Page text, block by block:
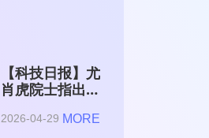
【科技日报】尤
肖虎院士指出
是赋能AI的发
2026-04-29 MORE